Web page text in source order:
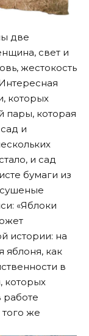
две
свет и
жестокость
которых
пары, которая
и
и сад
бумаги из
сушеные
«Яблоки
истории: на
яблоня, как
в
которых
того же